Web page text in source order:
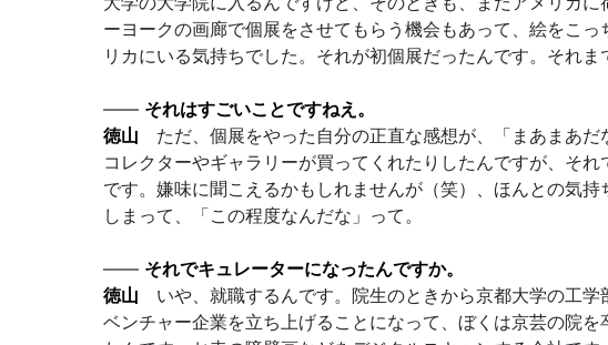
ーヨークの画廊で個展をさせてもらう機会もあって、絵をこ
リカにいる気持ちでした。それが初個展だったんです。それ
—— それはすごいことですねえ。
徳山 ただ、個展をやった自分の正直な感想が、「まあまあだ
コレクターやギャラリーが買ってくれたりしたんですが、そ
です。嫌味に聞こえるかもしれませんが（笑）、ほんとの気
しまって、「この程度なんだな」って。
—— それでキュレーターになったんですか。
徳山 いや、就職するんです。院生のときから京都大学の工
ベンチャー企業を立ち上げることになって、ぼくは京芸の院